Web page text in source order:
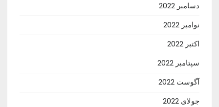
دسامبر 2022
نوامبر 2022
اکتبر 2022
سپتامبر 2022
آگوست 2022
جولای 2022